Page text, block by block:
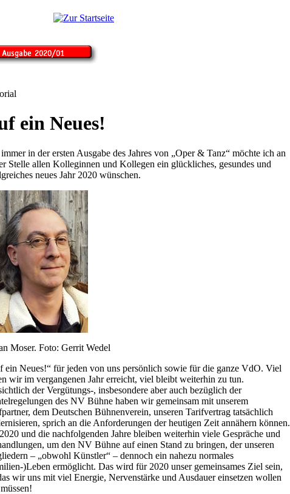
ein Neues!
in der ersten Ausgabe des Jahres von „Oper & Tanz“ möchte ich an
Stelle allen Kolleginnen und Kollegen ein glückliches, gesundes und
neues Jahr 2020 wünschen.
Moser. Foto: Gerrit Wedel
ein Neues!“ für jeden von uns persönlich sowie für die ganze VdO. Viel
wir im vergangenen Jahr erreicht, viel bleibt weiterhin zu tun.
der Vergütungs-, insbesondere aber auch bezüglich der
des NV Bühne haben wir gemeinsam mit unserem
dem Deutschen Bühnenverein, unseren Tarifvertrag tatsächlich
sprich an die Anforderungen der heutigen Zeit annähern können.
und die nachfolgenden Jahre bleiben weiterhin viele Gespräche und
um den NV Bühne auf einen Stand zu bringen, der unseren
– „obwohl Künstler“ – dennoch ein nahezu normales
)Leben ermöglicht. Das wird für 2020 unser gemeinsames Ziel sein,
wir uns mit viel Energie, Nervenstärke und Ausdauer einsetzen wollen